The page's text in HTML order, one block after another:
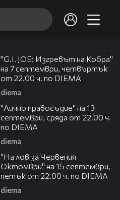
"G.I. JOE: Изгревът на Кобра"
на 7 септември, четвъртък
от 22.00 ч. по DIEMA
diema
"Лично правосъдие" на 13
септември, сряда от 22.00 ч.
по DIEMA
diema
"На лов за Червения
Октомври" на 15 септември,
петък от 22.00 ч. по DIEMA
diema